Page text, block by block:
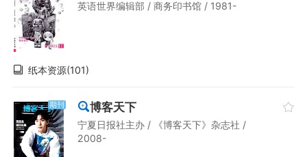
英语世界编辑部 / 商务印书馆 / 1981-
纸本资源(101)
期刊 博客天下
宁夏日报社主办 / 《博客天下》杂志社 /
2008-